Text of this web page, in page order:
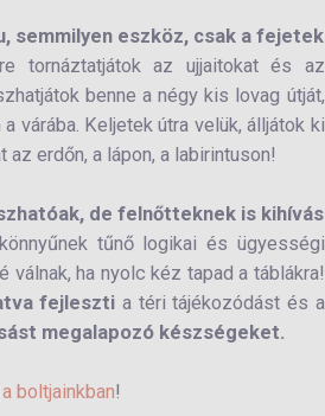
semmilyen eszköz, csak a fejetek
tornáztatjátok az ujjaitokat és az
benne a négy kis lovag útját,
várába. Keljetek útra velük, álljátok ki
erdőn, a lápon, a labirintuson!
de felnőtteknek is kihívás
tűnő logikai és ügyességi
válnak, ha nyolc kéz tapad a táblákra!
fejlesztia téri tájékozódást és a
megalapozó készségeket.
a boltjainkban!